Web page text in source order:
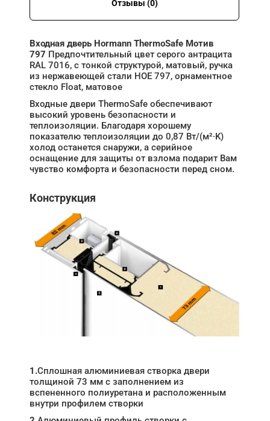
Отзывы (0)
Входная дверь Hormann ThermoSafe Мотив
797 Предпочтительный цвет серого антрацита
RAL 7016, с тонкой структурой, матовый, ручка
из нержавеющей стали HOE 797, орнаментное
стекло Float, матовое
Входные двери ThermoSafe обеспечивают
высокий уровень безопасности и
теплоизоляции. Благодаря хорошему
показателю теплоизоляции до 0,87 Вт/(м²·K)
холод останется снаружи, а серийное
оснащение для защиты от взлома подарит Вам
чувство комфорта и безопасности перед сном.
Конструкция
1.Сплошная алюминиевая створка двери
толщиной 73 мм с заполнением из
вспененного полиуретана и расположенным
внутри профилем створки